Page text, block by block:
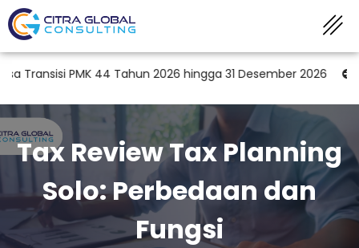
44 Tahun 2026 hingga 31 Desember 2026 Peran KAP
Tax Review Tax Planning
Solo: Perbedaan dan
Fungsi